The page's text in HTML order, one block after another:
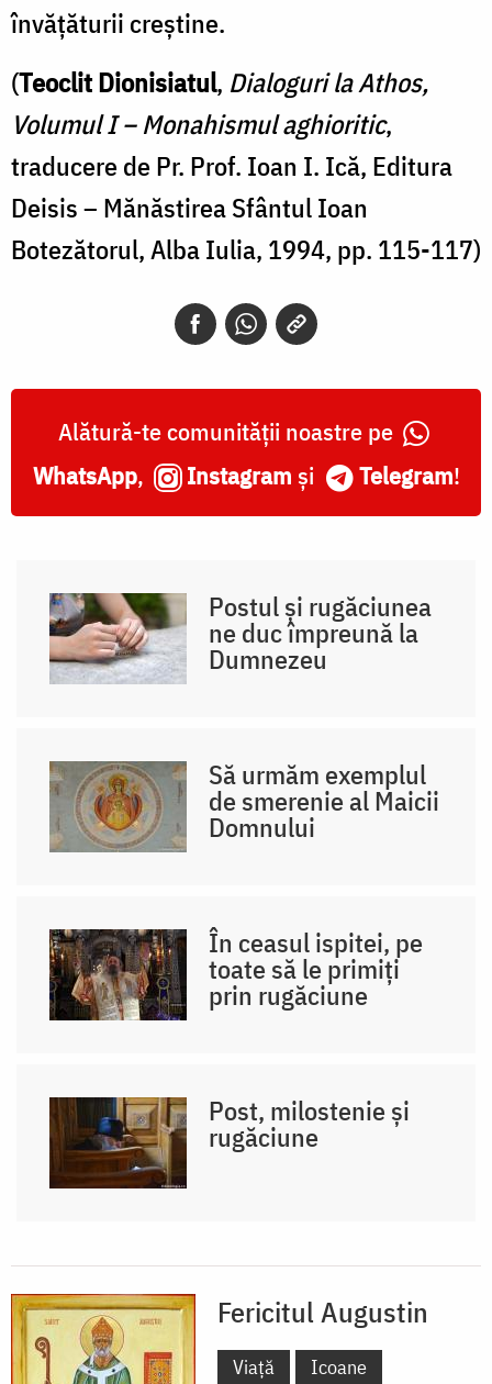
învățăturii creștine.
(Teoclit Dionisiatul, Dialoguri la Athos,
Volumul I – Monahismul aghioritic,
traducere de Pr. Prof. Ioan I. Ică, Editura
Deisis – Mănăstirea Sfântul Ioan
Botezătorul, Alba Iulia, 1994, pp. 115-117)
Alătură-te comunității noastre pe
WhatsApp, Instagram și Telegram!
Postul și rugăciunea
ne duc împreună la
Dumnezeu
Să urmăm exemplul
de smerenie al Maicii
Domnului
În ceasul ispitei, pe
toate să le primiți
prin rugăciune
Post, milostenie și
rugăciune
Fericitul Augustin
Viață Icoane